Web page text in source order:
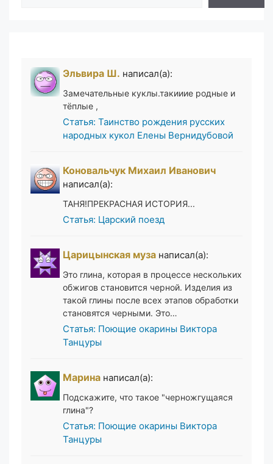
Эльвира Ш. написал(а):
Замечательные куклы.такииие родные и
тёплые ,
Статья: Таинство рождения русских
народных кукол Елены Вернидубовой
Коновальчук Михаил Иванович
написал(а):
ТАНЯ!ПРЕКРАСНАЯ ИСТОРИЯ...
Статья: Царский поезд
Царицынская муза написал(а):
Это глина, которая в процессе нескольких
обжигов становится черной. Изделия из
такой глины после всех этапов обработки
становятся черными. Это…
Статья: Поющие окарины Виктора
Танцуры
Марина написал(а):
Подскажите, что такое "черножгущаяся
глина"?
Статья: Поющие окарины Виктора
Танцуры